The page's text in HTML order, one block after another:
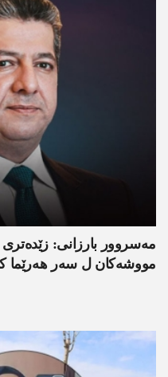
مەسروور بارزانی:
مووشەکان ل سەر ھەرێما